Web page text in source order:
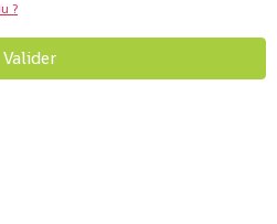
?
Valider